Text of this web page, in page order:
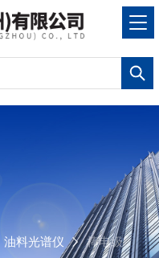
油料光谱仪 棒电级